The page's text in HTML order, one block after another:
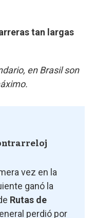
tan largas
en Brasil son
vez en la
ganó la
Rutas de
perdió por